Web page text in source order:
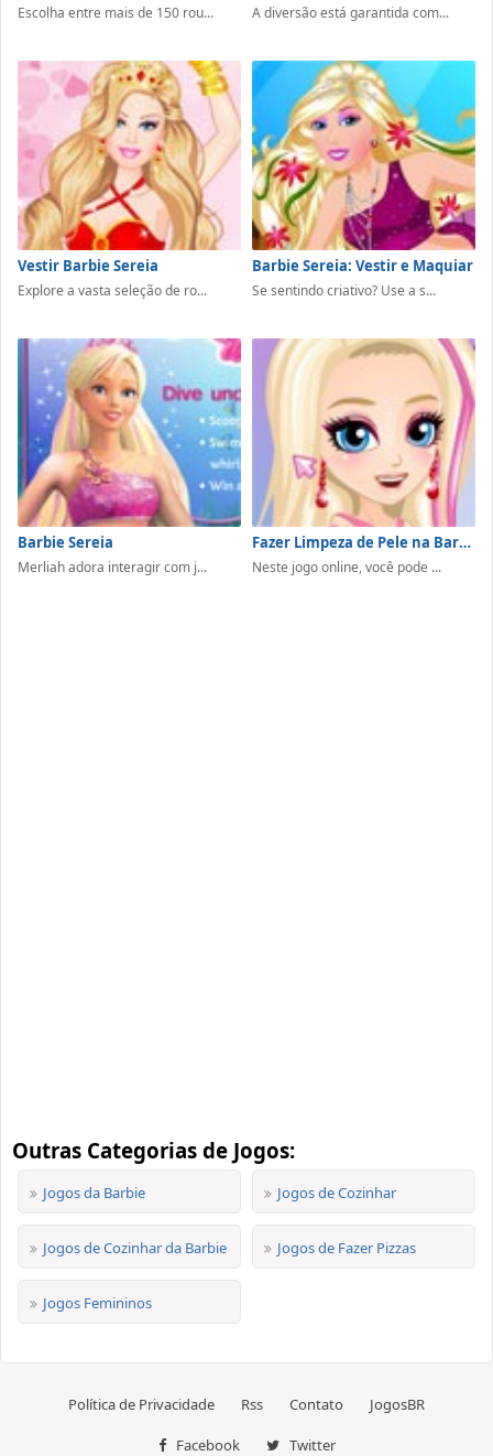
Escolha entre mais de 150 rou... A diversão está garantida com...
Vestir Barbie Sereia
Explore a vasta seleção de ro...
Barbie Sereia: Vestir e Maquiar
Se sentindo criativo? Use a s...
Barbie Sereia
Merliah adora interagir com j...
Fazer Limpeza de Pele na Barbie
Neste jogo online, você pode ...
Outras Categorias de Jogos:
Jogos da Barbie Jogos de Cozinhar
Jogos de Cozinhar da Barbie Jogos de Fazer Pizzas
Jogos Femininos
Política de Privacidade Rss Contato JogosBR
Facebook Twitter